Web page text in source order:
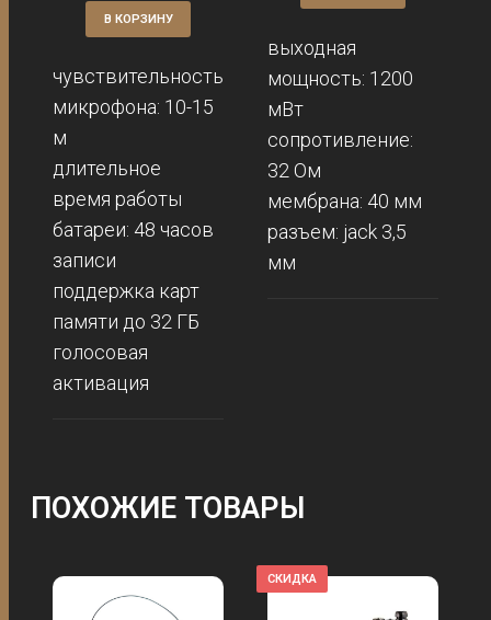
В КОРЗИНУ
чувствительность
микрофона: 10-15
м
длительное
время работы
батареи: 48 часов
записи
поддержка карт
памяти до 32 ГБ
голосовая
активация
выходная
мощность: 1200
мВт
сопротивление:
32 Ом
мембрана: 40 мм
разъем: jack 3,5
мм
ПОХОЖИЕ ТОВАРЫ
СКИДКА